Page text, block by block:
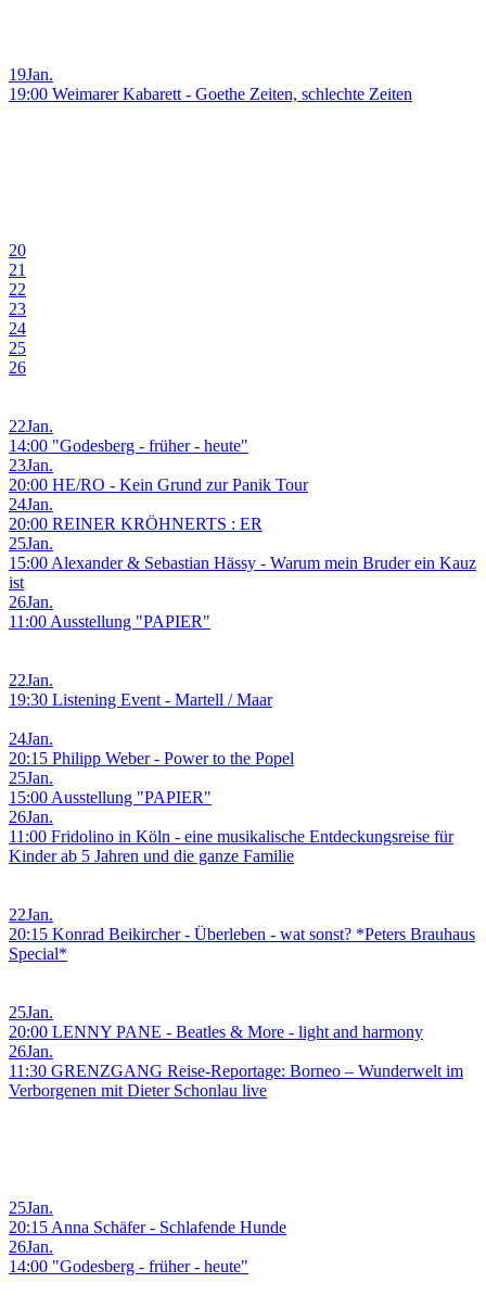
19Jan.
19:00 Weimarer Kabarett - Goethe Zeiten, schlechte Zeiten
20
21
22
23
24
25
26
22Jan.
14:00 "Godesberg - früher - heute"
23Jan.
20:00 HE/RO - Kein Grund zur Panik Tour
24Jan.
20:00 REINER KRÖHNERTS : ER
25Jan.
15:00 Alexander & Sebastian Hässy - Warum mein Bruder ein Kauz
ist
26Jan.
11:00 Ausstellung "PAPIER"
22Jan.
19:30 Listening Event - Martell / Maar
24Jan.
20:15 Philipp Weber - Power to the Popel
25Jan.
15:00 Ausstellung "PAPIER"
26Jan.
11:00 Fridolino in Köln - eine musikalische Entdeckungsreise für
Kinder ab 5 Jahren und die ganze Familie
22Jan.
20:15 Konrad Beikircher - Überleben - wat sonst? *Peters Brauhaus
Special*
25Jan.
20:00 LENNY PANE - Beatles & More - light and harmony
26Jan.
11:30 GRENZGANG Reise-Reportage: Borneo – Wunderwelt im
Verborgenen mit Dieter Schonlau live
25Jan.
20:15 Anna Schäfer - Schlafende Hunde
26Jan.
14:00 "Godesberg - früher - heute"